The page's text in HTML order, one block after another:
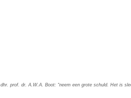
dhr. prof. dr. A.W.A. Boot: “neem een grote schuld. Het is